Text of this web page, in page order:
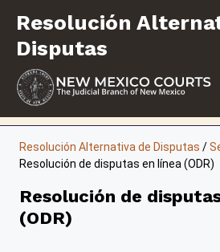
contenido
Resolución
Disputas
UBICACIÓN, HORARIOS DE
ACERCA DE
Resolución Alternativa de Disputas /
Resolución de disputas en línea (ODR)
Resolución de
(ODR)